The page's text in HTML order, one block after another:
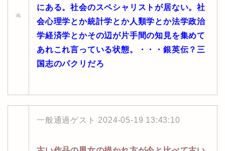
にある。社会のスペシャリストが居ない。社
会心理学とか統計学とか人類学とか法学政治
学経済学とかその辺が片手間の知見を集めて
あれこれ言っている状態。・・・銀英伝？三
国志のパクリだろ
一般通過ゲスト 2024-05-19 13:43:10